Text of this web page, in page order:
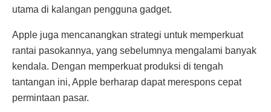
utama di kalangan pengguna gadget.
Apple juga mencanangkan strategi untuk memperkuat
rantai pasokannya, yang sebelumnya mengalami banyak
kendala. Dengan memperkuat produksi di tengah
tantangan ini, Apple berharap dapat merespons cepat
permintaan pasar.